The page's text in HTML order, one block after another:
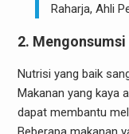
Raharja, Ahli
2.
Nutrisi yang baik
Makanan yang kaya
dapat membantu